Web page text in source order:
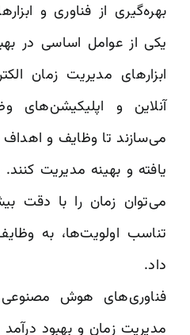
بهره‌گیری از فناوری و
یکی از عوامل اساسی در
ابزارهای مدیریت زمان
آنلاین و اپلیکیشن‌های
می‌سازند تا وظایف و
یافته و بهینه مدیریت کنند.
می‌توان زمان را با دقت
تناسب اولویت‌ها، به
داد.
فناوری‌های هوش
مدیریت زمان و بهبود